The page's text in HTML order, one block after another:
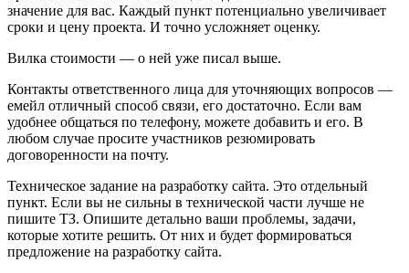
значение для вас. Каждый пункт потенциально увеличивает
сроки и цену проекта. И точно усложняет оценку.
Вилка стоимости — о ней уже писал выше.
Контакты ответственного лица для уточняющих вопросов —
емейл отличный способ связи, его достаточно. Если вам
удобнее общаться по телефону, можете добавить и его. В
любом случае просите участников резюмировать
договоренности на почту.
Техническое задание на разработку сайта. Это отдельный
пункт. Если вы не сильны в технической части лучше не
пишите ТЗ. Опишите детально ваши проблемы, задачи,
которые хотите решить. От них и будет формироваться
предложение на разработку сайта.